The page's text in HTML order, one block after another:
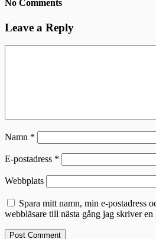
No Comments
Leave a Reply
Namn *
E-postadress *
Webbplats
Spara mitt namn, min e-postadress
webbläsare till nästa gång jag skriver en